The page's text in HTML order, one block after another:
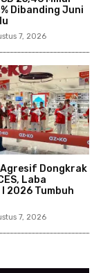
Dibanding Juni
7, 2026
Dongkrak
Laba
2026 Tumbuh
7, 2026